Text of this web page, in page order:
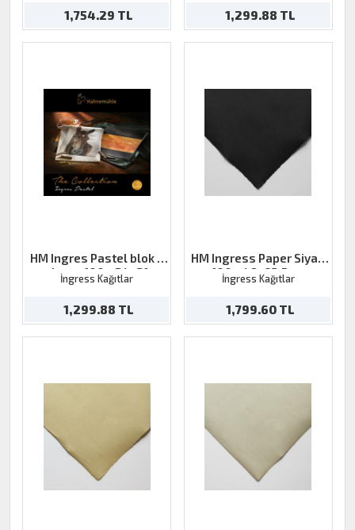
1,754.29 TL 1,299.88 TL
HM Ingres Pastel blok 9
clours 100g 24x31
İngress Kağıtlar
1,299.88 TL
HM Ingress Paper Siyah
100g 48x62,5cm
İngress Kağıtlar
1,799.60 TL